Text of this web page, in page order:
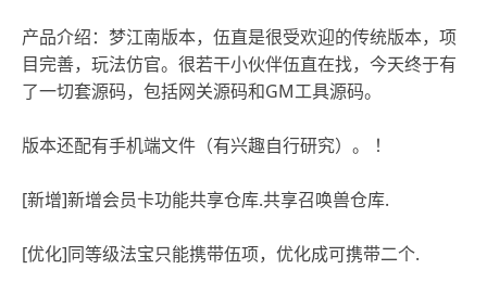
产品介绍：梦江南版本，伍直是很受欢迎的传统版本，项
目完善，玩法仿官。很若干小伙伴伍直在找，今天终于有
了一切套源码，包括网关源码和GM工具源码。
版本还配有手机端文件（有兴趣自行研究）。 ！
[新增]新增会员卡功能共享仓库.共享召唤兽仓库.
[优化]同等级法宝只能携带伍项，优化成可携带二个.